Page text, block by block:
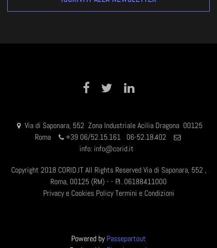
Facebook Twitter
Via di Saponara, 552 Zona Industriale Acilia Dragona 00125
Roma
+39 06/52.15.161 06-52.18.402
info: info@corid.it
Copyright 2018 CORID.IT All Rights Reserved Via di Saponara, 552 ,
Roma, 00125 (RM) - - P.I. 06188411000
Privacy e Cookies Policy Termini e Condizioni
Powered byPassepartout